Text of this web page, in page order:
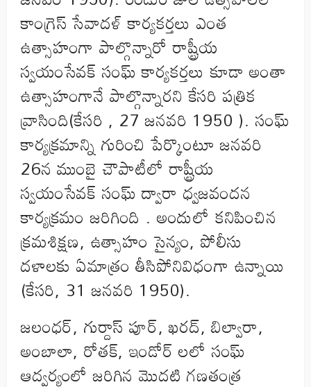
కాంగ్రెస్ సేవాదళ్ కార్యకర్తలు ఎంత
ఉత్సాహంగా పాల్గొన్నారో రాష్ట్రీయ
స్వయంసేవక్ సంఘ్ కార్యకర్తలు కూడా అంతా
ఉత్సాహంగానే పాల్గొన్నారని కేసరి పత్రిక
వ్రాసింది(కేసరి , 27 జనవరి 1950 ). సంఘ్
కార్యక్రమాన్ని గురించి పేర్కొంటూ జనవరి
26న ముంబై చౌపాటీలో రాష్ట్రీయ
స్వయంసేవక్ సంఘ్ ద్వారా ధ్వజవందన
కార్యక్రమం జరిగింది . అందులో కనిపించిన
క్రమశిక్షణ, ఉత్సాహం సైన్యం, పోలీసు
దళాలకు ఏమాత్రం తీసిపోనివిధంగా ఉన్నాయి
(కేసరి, 31 జనవరి 1950).
జలంధర్, గుర్దాస్ పూర్, ఖరద్, బిల్వారా,
అంబాలా, రోతక్, ఇండోర్ లలో సంఘ్
ఆద్వర్యంలో జరిగిన మొదటి గణతంత్ర